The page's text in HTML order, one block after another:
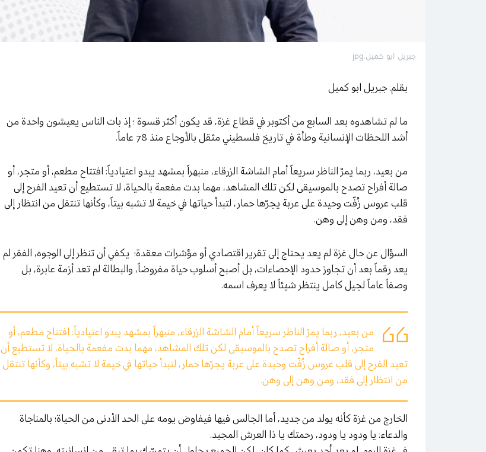
جبريل ابو كميل.jpg
بقلم: جبريل ابو كميل
ما لم تشاهدوه بعد السابع من أكتوبر في قطاع غزة، قد يكون أكثر قسوة ؛ إذ بات الناس يعيشون واحدة من
أشد اللحظات الإنسانية وطأة في تاريخ فلسطيني مثقل بالأوجاع منذ 78 عاماً.
من بعيد، ربما يمرّ الناظر سريعاً أمام الشاشة الزرقاء، منبهراً بمشهد يبدو اعتيادياً: افتتاح مطعم، أو متجر، أو
صالة أفراح تصدح بالموسيقى لكن تلك المشاهد، مهما بدت مفعمة بالحياة، لا تستطيع أن تعيد الفرح إلى
قلب عروس زُفّت وحيدة على عربة يجرّها حمار، لتبدأ حياتها في خيمة لا تشبه بيتاً، وكأنها تنتقل من انتظار إلى
فقد، ومن وهن إلى وهن.
السؤال عن حال غزة لم يعد يحتاج إلى تقرير اقتصادي أو مؤشرات معقدة؛ يكفي أن تنظر إلى الوجوه، الفقر لم
يعد رقماً بعد أن تجاوز حدود الإحصاءات، بل أصبح أسلوب حياة مفروضاً، والبطالة لم تعد أزمة عابرة، بل
وصفاً عاماً لجيل كامل ينتظر شيئاً لا يعرف اسمه.
من بعيد، ربما يمرّ الناظر سريعاً أمام الشاشة الزرقاء، منبهراً بمشهد يبدو اعتيادياً: افتتاح مطعم، أو
متجر، أو صالة أفراح تصدح بالموسيقى لكن تلك المشاهد، مهما بدت مفعمة بالحياة، لا تستطيع أن
تعيد الفرح إلى قلب عروس زُفّت وحيدة على عربة يجرّها حمار، لتبدأ حياتها في خيمة لا تشبه بيتاً، وكأنها تنتقل
من انتظار إلى فقد، ومن وهن إلى وهن.
الخارج من غزة كأنه يولد من جديد، أما الجالس فيها فيفاوض يومه على الحد الأدنى من الحياة؛ بالمناجاة
والدعاء: يا ودود يا ودود، رحمتك يا ذا العرش المجيد.